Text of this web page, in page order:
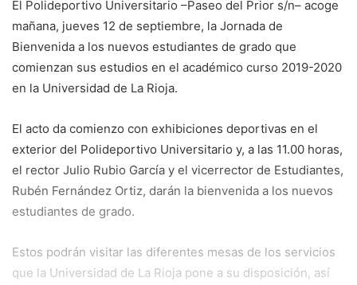
El Polideportivo Universitario –Paseo del Prior s/n– acoge
mañana, jueves 12 de septiembre, la Jornada de
Bienvenida a los nuevos estudiantes de grado que
comienzan sus estudios en el académico curso 2019-2020
en la Universidad de La Rioja.
El acto da comienzo con exhibiciones deportivas en el
exterior del Polideportivo Universitario y, a las 11.00 horas,
el rector Julio Rubio García y el vicerrector de Estudiantes,
Rubén Fernández Ortiz, darán la bienvenida a los nuevos
estudiantes de grado.
Estos podrán visitar las diferentes mesas de los servicios
que la Universidad de La Rioja pone a su disposición, así